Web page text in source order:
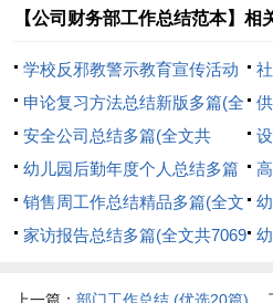
【公司财务部工作总结范本】相
学校反邪教警示教育宣传活动
总结(全文共659字)
品
申论复习方法总结新版多篇(全
文共1716字)
体
字)
安全公司总结多篇(全文共
25672字)
幼儿园后勤年度个人总结多篇
(全文共6922字)
销售周工作总结精品多篇(全文
共4579字)
文
家访报告总结多篇(全文共7069
上一篇：部门工作总结 (优选20篇)